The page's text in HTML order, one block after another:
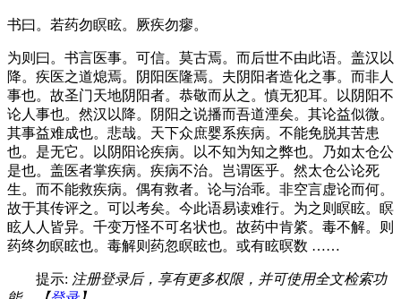
书曰。若药勿瞑眩。厥疾勿瘳。
为则曰。书言医事。可信。莫古焉。而后世不由此语。盖汉以
降。疾医之道熄焉。阴阳医隆焉。夫阴阳者造化之事。而非人
事也。故圣门天地阴阳者。恭敬而从之。慎无犯耳。以阴阳不
论人事也。然汉以降。阴阳之说播而吾道湮矣。其论益似微。
其事益难成也。悲哉。天下众庶婴系疾病。不能免脱其苦患
也。是无它。以阴阳论疾病。以不知为知之弊也。乃如太仓公
是也。盖医者掌疾病。疾病不治。岂谓医乎。然太仓公论死
生。而不能救疾病。偶有救者。论与治乖。非空言虚论而何。
故于其传评之。可以考矣。今此语易读难行。为之则瞑眩。瞑
眩人人皆异。千变万怪不可名状也。故药中肯綮。毒不解。则
药终勿瞑眩也。毒解则药忽瞑眩也。或有眩暝数 ……
提示: 注册登录后，享有更多权限，并可使用全文检索功